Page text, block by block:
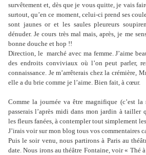
survêtement et, dès que je vous quitte, je vais
surtout, qu’en ce moment, celui-ci prend ses
sont jaunes or et les saules pleureurs
dénuder. Je cours très mal mais, après, je me
bonne douche et hop !!
Direction, le marché avec ma femme. J’aime
des endroits conviviaux où l’on peut parler,
connaissance. Je m’arrêterais chez la crémière,
elle a du brie comme je l’aime. Bien fait, à cœur.
Comme la journée va être magnifique (c’est la
passerais l’après midi dans mon jardin à tailler
les fleurs fanées, à contempler tout simplement
J’irais voir sur mon blog tous vos commentaires
Puis le soir venu, nous partirons à Paris au
date. Nous irons au théâtre Fontaine, voir « Thé